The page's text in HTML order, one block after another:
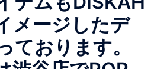
メージしたデ
ております。